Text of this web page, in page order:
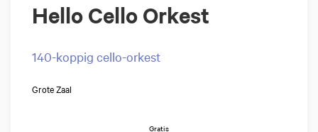
Hello Cello Orkest
140-koppig cello-orkest
Grote Zaal
Gratis